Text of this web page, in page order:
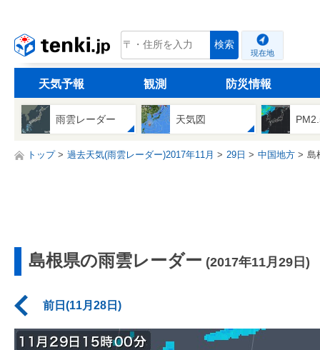
tenki.jp 検索
現在地
天気予報 観測 防災情報
雨雲レーダー 天気図
トップ 過去天気(雨雲レーダー)2017年11月 29日 中国地方 島
島根県の雨雲レーダー (2017年11月29日)
前日(11月28日)